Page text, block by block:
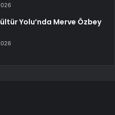
Yolu’nda Merve Özbey